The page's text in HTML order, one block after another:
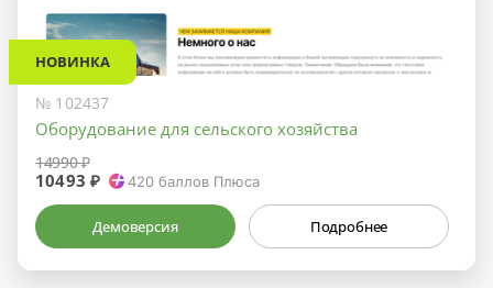
НОВИНКА
№ 102437
Оборудование для сельского хозяйства
14990 ₽
10493 ₽ 420 баллов Плюса
Демоверсия Подробнее